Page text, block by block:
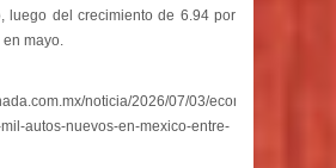
luego del crecimiento de 6.94 por
mayo.
noticia/2026/07/03/economia/se-
autos-nuevos-en-mexico-entre-